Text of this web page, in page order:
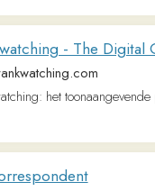
voorbij de waan van de dag
complete verslaggeving
Copy